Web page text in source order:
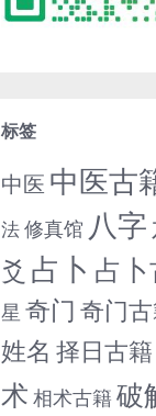
标签
中医 中医古
法修真馆 八字
爻 占卜 占
星 奇门 奇门
姓名 择日古籍
术 相术古籍破